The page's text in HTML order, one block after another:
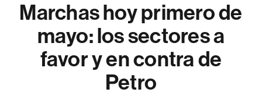
Marchas hoy primero de
mayo: los sectores a
favor y en contra de
Petro